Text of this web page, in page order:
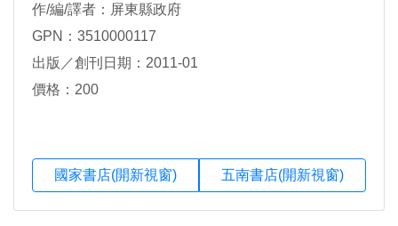
作/編/譯者：屏東縣政府
GPN：3510000117
出版／創刊日期：2011-01
價格：200
國家書店(開新視窗) 五南書店(開新視窗)